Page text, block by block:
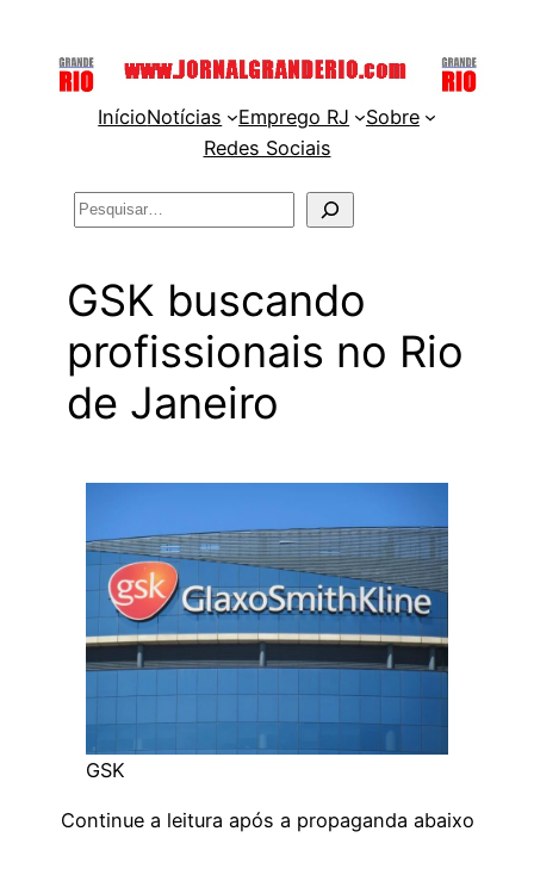
InícioNotícias Emprego RJ
Sobre
Redes Sociais
Pesquisar
GSK buscando
profissionais no Rio
de Janeiro
GSK
Continue a leitura após a propaganda abaixo